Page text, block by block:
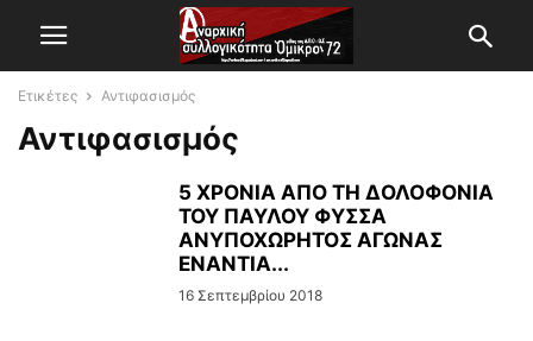
Ετικέτες Αντιφασισμός
Αντιφασισμός
5 ΧΡΟΝΙΑ ΑΠΟ ΤΗ ΔΟΛΟΦΟΝΙΑ
ΤΟΥ ΠΑΥΛΟΥ ΦΥΣΣΑ
ΑΝΥΠΟΧΩΡΗΤΟΣ ΑΓΩΝΑΣ
ΕΝΑΝΤΙΑ...
16 Σεπτεμβρίου 2018